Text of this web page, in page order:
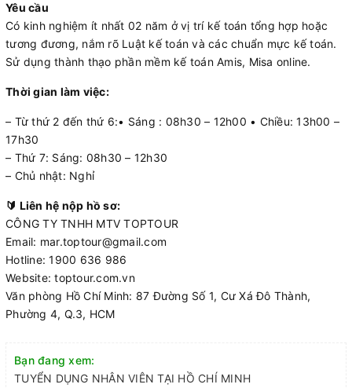
Yêu cầu
Có kinh nghiệm ít nhất 02 năm ở vị trí kế toán tổng hợp hoặc
tương đương, nắm rõ Luật kế toán và các chuẩn mực kế toán.
Sử dụng thành thạo phần mềm kế toán Amis, Misa online.
Thời gian làm việc:
– Từ thứ 2 đến thứ 6:• Sáng : 08h30 – 12h00 • Chiều: 13h00 –
17h30
– Thứ 7: Sáng: 08h30 – 12h30
– Chủ nhật: Nghỉ
🔰 Liên hệ nộp hồ sơ:
CÔNG TY TNHH MTV TOPTOUR
Email: mar.toptour@gmail.com
Hotline: 1900 636 986
Website: toptour.com.vn
Văn phòng Hồ Chí Minh: 87 Đường Số 1, Cư Xá Đô Thành,
Phường 4, Q.3, HCM
Bạn đang xem:
TUYỂN DỤNG NHÂN VIÊN TẠI HỒ CHÍ MINH